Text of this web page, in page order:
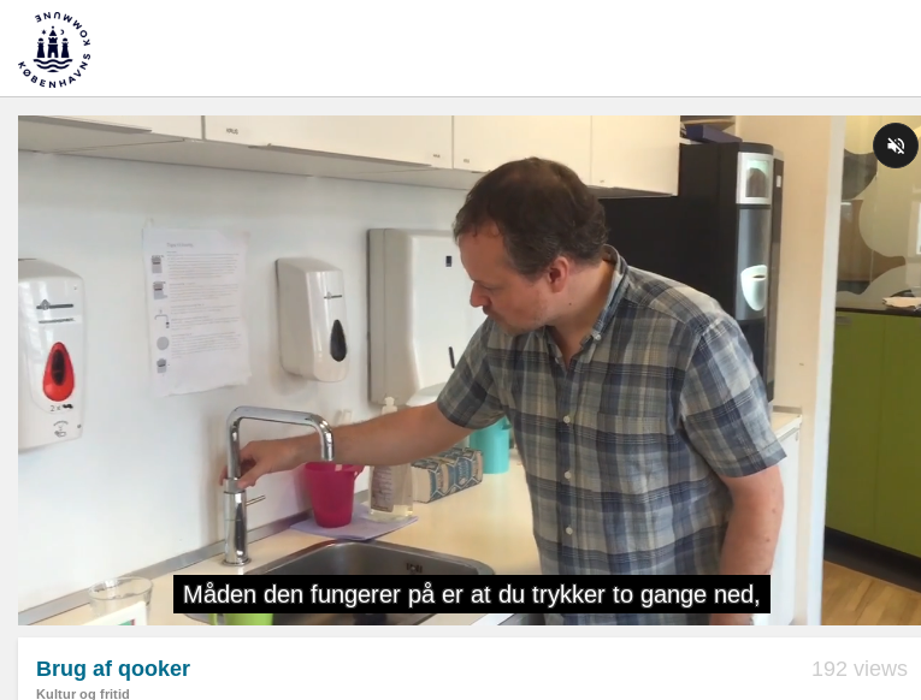
Brug af qooker
Kultur og fritid
192 views